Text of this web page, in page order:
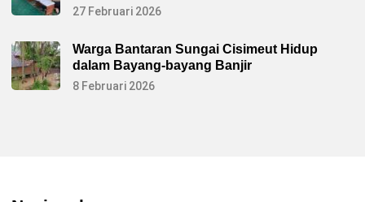
27 Februari 2026
Warga Bantaran Sungai Cisimeut Hidup
dalam Bayang-bayang Banjir
8 Februari 2026